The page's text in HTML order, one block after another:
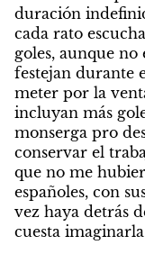
duración
cada rato
goles, aunque no
festejan durante
meter por la
incluyan más
monserga pro
conservar el
que no me
españoles, con
vez haya detrás
cuesta